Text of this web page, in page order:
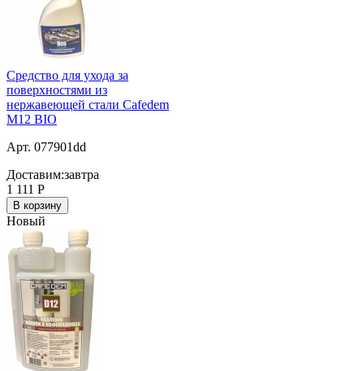
Средство для ухода за
поверхностями из
нержавеющей стали Cafedem
M12 BIO
Арт. 077901dd
Доставим:завтра
1 111 Р
В корзину
Новый